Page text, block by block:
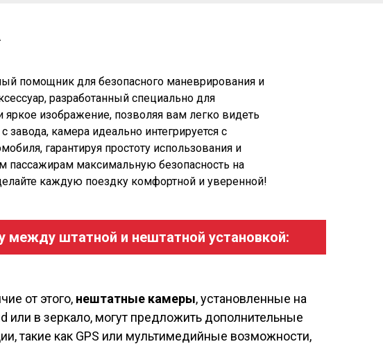
помощник для безопасного маневрирования и
разработанный специально для
яркое изображение, позволяя вам легко видеть
завода, камера идеально интегрируется с
гарантируя простоту использования и
пассажирам максимальную безопасность на
каждую поездку комфортной и уверенной!
между штатной и нештатной установкой:
от этого, нештатные камеры, установленные на
или в зеркало, могут предложить дополнительные
такие как GPS или мультимедийные возможности,